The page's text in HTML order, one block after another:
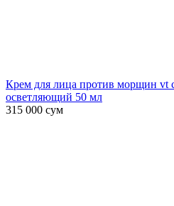
Крем для лица против морщин vt
осветляющий 50 мл
315 000 сум